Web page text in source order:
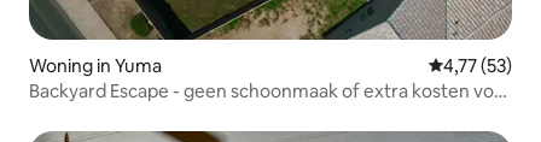
Woning in Yuma Gemiddelde
4,77 (53)
Backyard Escape - geen schoonmaak of extra kosten voor